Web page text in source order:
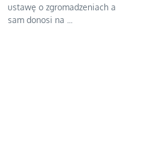
ustawę o zgromadzeniach a
sam donosi na ...